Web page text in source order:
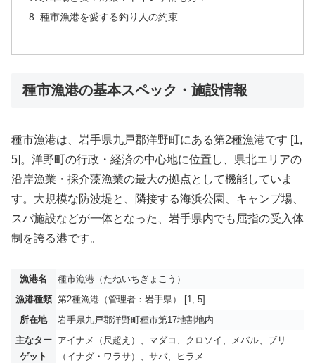
種市漁港を愛する釣り人の約束
種市漁港の基本スペック・施設情報
種市漁港は、岩手県九戸郡洋野町にある第2種漁港です [1,
5]。洋野町の行政・経済の中心地に位置し、県北エリアの
沿岸漁業・採介藻漁業の最大の拠点として機能していま
す。大規模な防波堤と、隣接する海浜公園、キャンプ場、
スパ施設などが一体となった、岩手県内でも屈指の受入体
制を誇る港です。
漁港名
種市漁港（たねいちぎょこう）
漁港種類 第2種漁港（管理者：岩手県） [1, 5]
所在地
岩手県九戸郡洋野町種市第17地割地内
主なター
ゲット
アイナメ（尺超え）、マダコ、クロソイ、メバル、ブリ
（イナダ・ワラサ）、サバ、ヒラメ